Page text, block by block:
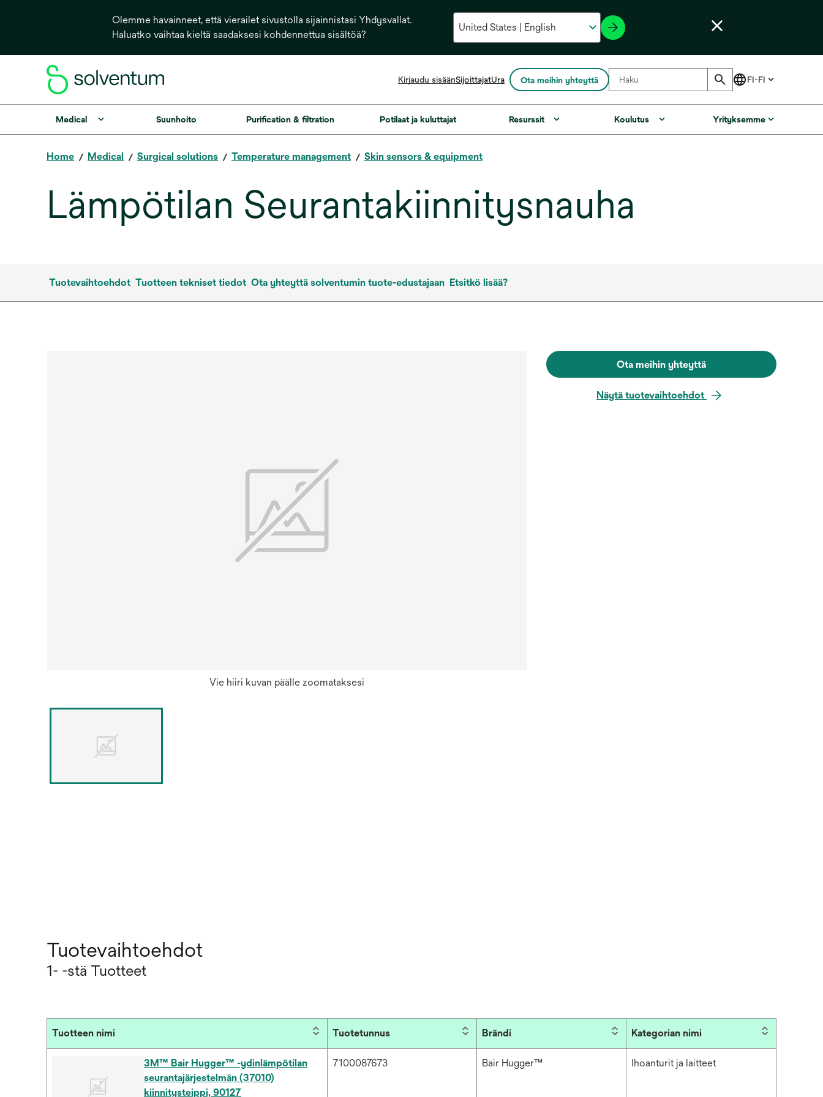
Olemme havainneet, että vierailet sivustolla sijainnistasi Yhdysvallat.
Haluatko vaihtaa kieltä saadaksesi kohdennettua sisältöä?
Kirjaudu sisäänSijoittajatopens
a
Ura Ota meihin yhteyttä
Medical Suunhoito Purification & filtration Potilaat ja kuluttajat Resurssit Koulutus Yrityksemme
Home Medical Surgical solutions Temperature management Skin sensors & equipment
Lämpötilan Seurantakiinnitysnauha
Tuotevaihtoehdot Tuotteen tekniset tiedot Ota yhteyttä solventumin tuote-edustajaan Etsitkö lisää?
Vie hiiri kuvan päälle zoomataksesi
Ota meihin yhteyttä
Näytä tuotevaihtoehdot
Tuotevaihtoehdot
1- -stä Tuotteet
Tuotteen nimi Tuotetunnus Brändi Kategorian nimi
3M™ Bair Hugger™ -ydinlämpötilan
seurantajärjestelmän (37010)
kiinnitysteippi, 90127
7100087673 Bair Hugger™ Ihoanturit ja laitteet